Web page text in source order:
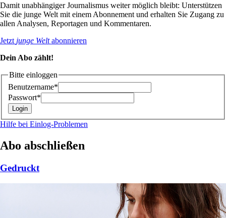
Damit unabhängiger Journalismus weiter möglich bleibt: Unterstützen
Sie die junge Welt mit einem Abonnement und erhalten Sie Zugang zu
allen Analysen, Reportagen und Kommentaren.
Jetzt junge Weltabonnieren
Dein Abo zählt!
Bitte einloggen
Benutzername*
Passwort*
Hilfe bei Einlog-Problemen
Abo abschließen
Gedruckt